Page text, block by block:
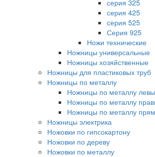
серия 325
серия 425
серия 525
Серия 925
Ножи технические
Ножницы универсальные
Ножницы хозяйственные
Ножницы для пластиковых труб
Ножницы по металлу
Ножницы по металлу
Ножницы по металлу
Ножницы по металлу
Ножницы электрика
Ножовки по гипсокартону
Ножовки по дереву
Ножовки по металлу